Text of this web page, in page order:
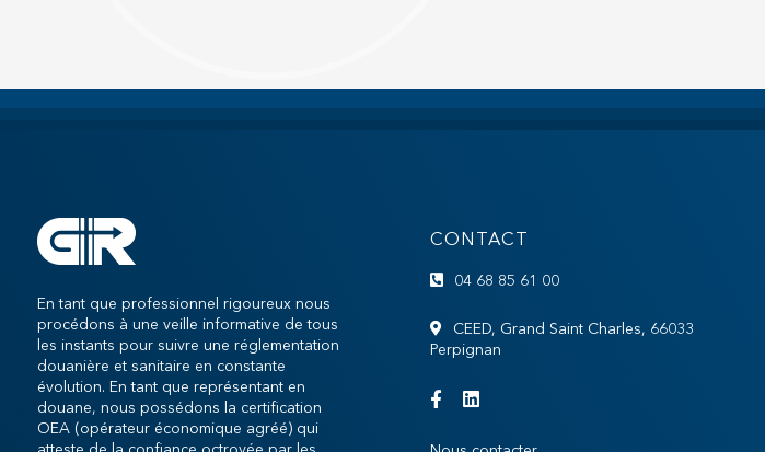
En tant que professionnel rigoureux nous
procédons à une veille informative de tous
les instants pour suivre une réglementation
douanière et sanitaire en constante
évolution. En tant que représentant en
douane, nous possédons la certification
OEA (opérateur économique agréé) qui
CONTACT
04 68 85 61 00
CEED, Grand Saint Charles, 66033
Perpignan